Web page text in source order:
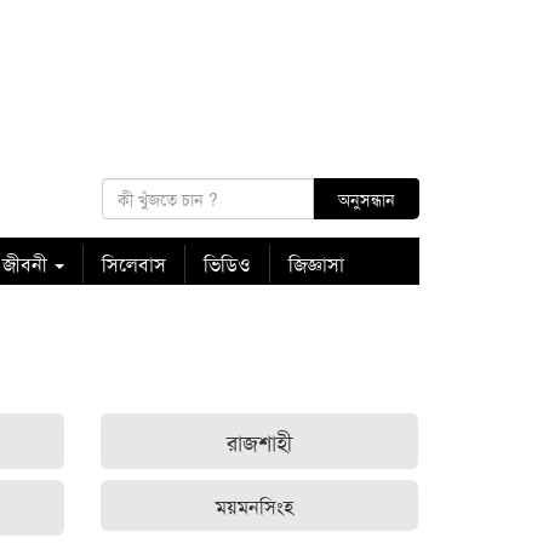
সিলেবাস ভিডিও জিজ্ঞাসা
রাজশাহী
ময়মনসিংহ